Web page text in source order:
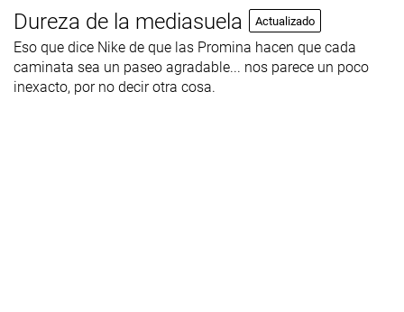
Dureza de la mediasuela Actualizado
Eso que dice Nike de que las Promina hacen que cada
caminata sea un paseo agradable... nos parece un poco
inexacto, por no decir otra cosa.